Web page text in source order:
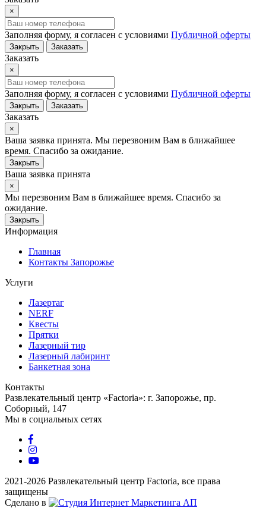
×
Заполняя форму, я согласен с условиями Публичной оферты
Закрыть Заказать
Заказать
×
Заполняя форму, я согласен с условиями Публичной оферты
Закрыть Заказать
Заказать
×
Ваша заявка принята. Мы перезвоним Вам в ближайшее
время. Спасибо за ожидание.
Закрыть
Ваша заявка принята
×
Мы перезвоним Вам в ближайшее время. Спасибо за
ожидание.
Закрыть
Информация
Главная
Контакты Запорожье
Услуги
Лазертаг
NERF
Квесты
Прятки
Лазерный тир
Лазерный лабиринт
Банкетная зона
Контакты
Развлекательный центр «Factoria»: г. Запорожье, пр.
Соборный, 147
Мы в социальных сетях
2021-2026 Развлекательный центр Factoria, все права
защищены
Сделано в